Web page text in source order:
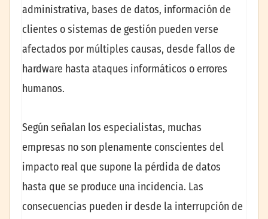
administrativa, bases de datos, información de
clientes o sistemas de gestión pueden verse
afectados por múltiples causas, desde fallos de
hardware hasta ataques informáticos o errores
humanos.
Según señalan los especialistas, muchas
empresas no son plenamente conscientes del
impacto real que supone la pérdida de datos
hasta que se produce una incidencia. Las
consecuencias pueden ir desde la interrupción de